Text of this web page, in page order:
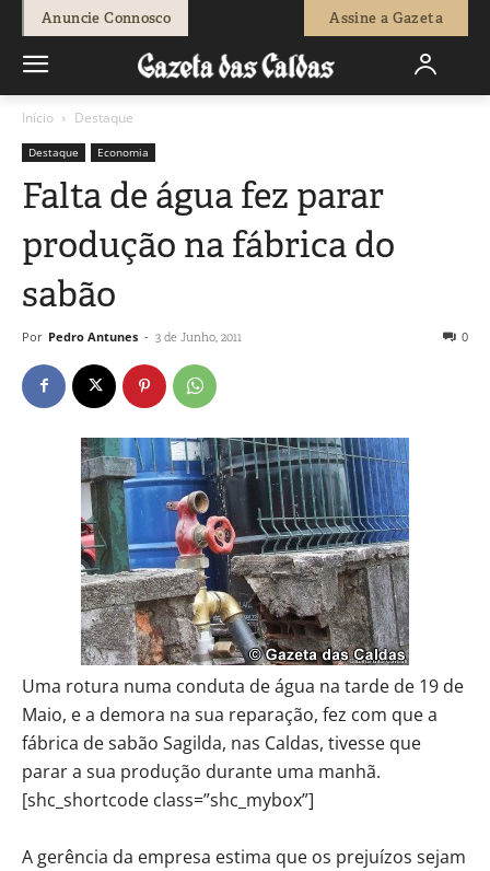
Anuncie Connosco Assine a Gazeta
Início Destaque
Destaque Economia
Falta de água fez parar
produção na fábrica do
sabão
Por Pedro Antunes - 3 de Junho, 2011 0
Uma rotura numa conduta de água na tarde de 19 de
Maio, e a demora na sua reparação, fez com que a
fábrica de sabão Sagilda, nas Caldas, tivesse que
parar a sua produção durante uma manhã.
[shc_shortcode class=”shc_mybox”]
A gerência da empresa estima que os prejuízos sejam